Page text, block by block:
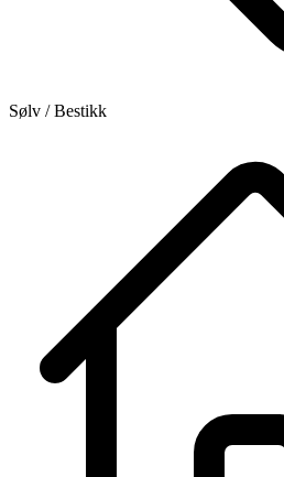
Sølv / Bestikk